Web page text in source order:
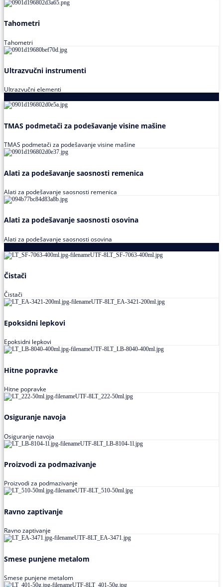
Tahometri
Tahometri
Ultrazvučni instrumenti
Ultrazvučni elementi
TMAS podmetači za podešavanje visine mašine
TMAS podmetači za podešavanje visine mašine
Alati za podešavanje saosnosti remenica
Alati za podešavanje saosnosti remenica
Alati za podešavanje saosnosti osovina
Alati za podešavanje saosnosti osovina
Čistači
Čistači
Epoksidni lepkovi
Epoksidni lepkovi
Hitne popravke
Hitne popravke
Osiguranje navoja
Osiguranje navoja
Proizvodi za podmazivanje
Proizvodi za podmazivanje
Ravno zaptivanje
Ravno zaptivanje
Smese punjene metalom
Smese punjene metalom